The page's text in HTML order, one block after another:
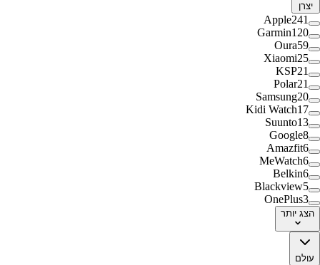
יצרן
Apple241
Garmin120
Oura59
Xiaomi25
KSP21
Polar21
Samsung20
Kidi Watch17
Suunto13
Google8
Amazfit6
MeWatch6
Belkin6
Blackview5
OnePlus3
הצג יותר
עולם